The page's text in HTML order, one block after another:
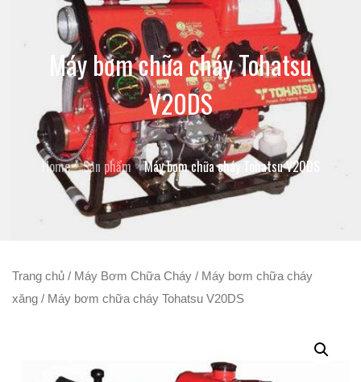
Máy bơm chữa cháy Tohatsu
V20DS
Home Sản phẩm Máy bơm chữa cháy Tohatsu V20DS
Trang chủ / Máy Bơm Chữa Cháy / Máy bơm chữa cháy
xăng / Máy bơm chữa cháy Tohatsu V20DS